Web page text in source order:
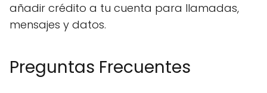
añadir crédito a tu cuenta para llamadas,
mensajes y datos.
Preguntas Frecuentes